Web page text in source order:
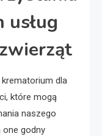
dla
które mogą
naszego
one godny